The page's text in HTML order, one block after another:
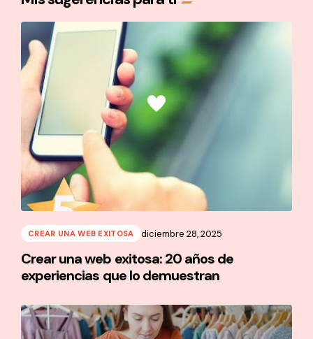
CREAR UNA WEB EXITOSA diciembre 28, 2025
Crear una web exitosa: 20 años de
experiencias que lo demuestran